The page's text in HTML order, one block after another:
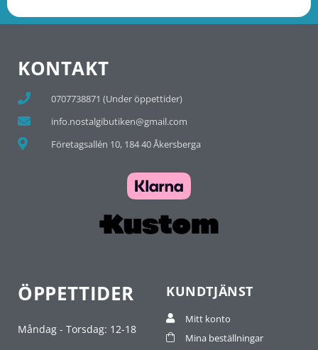
KONTAKT
0707738871 (Under öppettider)
info.nostalgibutiken@gmail.com
Företagsallén 10, 184 40 Åkersberga
ÖPPETTIDER
Måndag - Torsdag: 12-18
KUNDTJÄNST
Mitt konto
Mina beställningar